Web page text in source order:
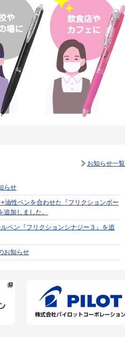
お知らせ一覧
らせ
油性ペンを合わせた『フリクションボー
追加しました。
ペン『フリクションシナジー３』を追
お知らせ
らせ
「2025上半期ヒット大賞」[文房具屋さ
蛍光ペン『キレーナ』を追加しまし